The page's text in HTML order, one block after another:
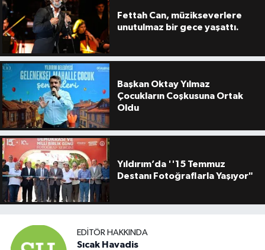
Fettah Can, müzikseverlere
unutulmaz bir gece yaşattı.
Başkan Oktay Yılmaz
Çocukların Coşkusuna Ortak
Oldu
Yıldırım’da ''15 Temmuz
Destanı Fotoğraflarla Yaşıyor"
EDITÖR HAKKINDA
Sıcak Havadis